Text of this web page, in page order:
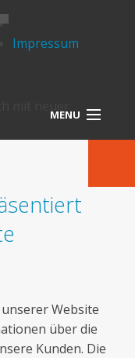
Impressum
MENU
Website
über die
Kunden. Die